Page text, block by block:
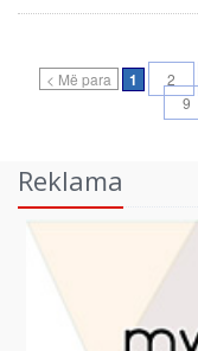
< Më para 1 2
9
Reklama